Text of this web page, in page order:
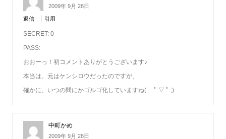
2009年 9月 28日
返信 引用
SECRET: 0
PASS:
おおーっ！初コメントありがとうございます♪
本当は、元はケンシロウだったのですが、
確かに、いつの間にかゴルゴ化していますね( ﾟ ▽ ﾟ ;)
中町かめ
2009年 9月 28日